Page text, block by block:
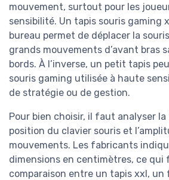
mouvement, surtout pour les
sensibilité. Un tapis souris gaming
bureau permet de déplacer la
grands mouvements d’avant bras
bords. À l’inverse, un petit tapis
souris gaming utilisée à haute
de stratégie ou de gestion.
Pour bien choisir, il faut analyser
position du clavier souris et
mouvements. Les fabricants
dimensions en centimètres, ce qui
comparaison entre un tapis xxl,